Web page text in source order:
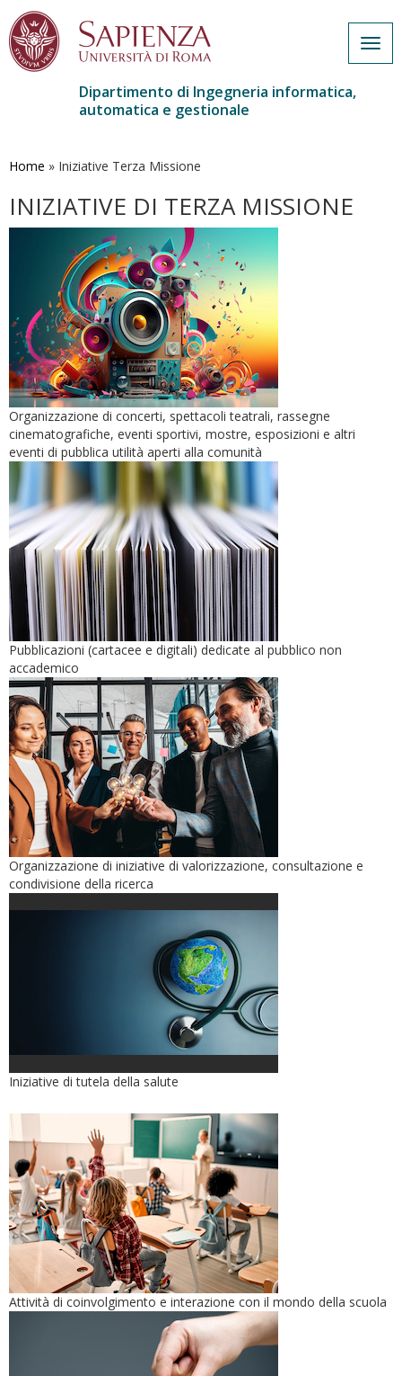
contenuto
Dipartimento di Ingegneria informatica,
automatica e gestionale
Home » Iniziative Terza Missione
INIZIATIVE DI TERZA MISSIONE
Organizzazione di concerti, spettacoli teatrali, rassegne
cinematografiche, eventi sportivi, mostre, esposizioni e altri
eventi di pubblica utilità aperti alla comunità
Pubblicazioni (cartacee e digitali) dedicate al pubblico non
accademico
Organizzazione di iniziative di valorizzazione, consultazione e
condivisione della ricerca
Iniziative di tutela della salute
Attività di coinvolgimento e interazione con il mondo della scuola